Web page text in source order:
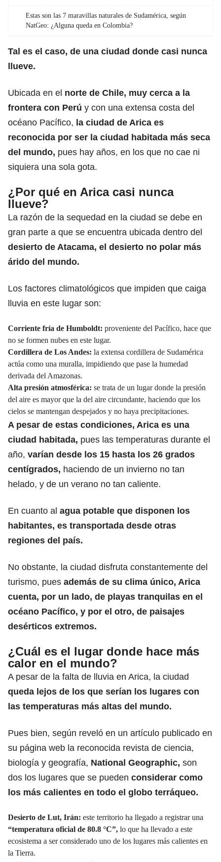
Estas son las 7 maravillas naturales de Sudamérica, según
NatGeo: ¿Alguna queda en Colombia?
Tal es el caso, de una ciudad donde casi nunca
llueve.
Ubicada en el norte de Chile, muy cerca a la
frontera con Perú y con una extensa costa del
océano Pacífico, la ciudad de Arica es
reconocida por ser la ciudad habitada más seca
del mundo, pues hay años, en los que no cae ni
siquiera una sola gota.
¿Por qué en Arica casi nunca
llueve?
La razón de la sequedad en la ciudad se debe en
gran parte a que se encuentra ubicada dentro del
desierto de Atacama, el desierto no polar más
árido del mundo.
Los factores climatológicos que impiden que caiga
lluvia en este lugar son:
Corriente fría de Humboldt: proveniente del Pacífico, hace que
no se formen nubes en este lugar.
Cordillera de Los Andes: la extensa cordillera de Sudamérica
actúa como una muralla, impidiendo que pase la humedad
derivada del Amazonas.
Alta presión atmosférica: se trata de un lugar donde la presión
del aire es mayor que la del aire circundante, haciendo que los
cielos se mantengan despejados y no haya precipitaciones.
A pesar de estas condiciones, Arica es una
ciudad habitada, pues las temperaturas durante el
año, varían desde los 15 hasta los 26 grados
centígrados, haciendo de un invierno no tan
helado, y de un verano no tan caliente.
En cuanto al agua potable que disponen los
habitantes, es transportada desde otras
regiones del país.
No obstante, la ciudad disfruta constantemente del
turismo, pues además de su clima único, Arica
cuenta, por un lado, de playas tranquilas en el
océano Pacífico, y por el otro, de paisajes
desérticos extremos.
¿Cuál es el lugar donde hace más
calor en el mundo?
A pesar de la falta de lluvia en Arica, la ciudad
queda lejos de los que serían los lugares con
las temperaturas más altas del mundo.
Pues bien, según reveló en un artículo publicado en
su página web la reconocida revista de ciencia,
biología y geografía, National Geographic, son
dos los lugares que se pueden considerar como
los más calientes en todo el globo terráqueo.
Desierto de Lut, Irán: este territorio ha llegado a registrar una
“temperatura oficial de 80.8 °C”, lo que ha llevado a este
ecosistema a ser considerado uno de los lugares más calientes en
la Tierra.